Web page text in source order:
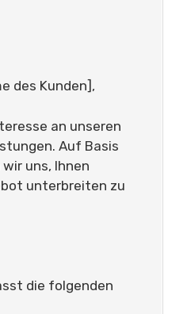
des Kunden],
an unseren
Auf Basis
uns, Ihnen
unterbreiten zu
die folgenden